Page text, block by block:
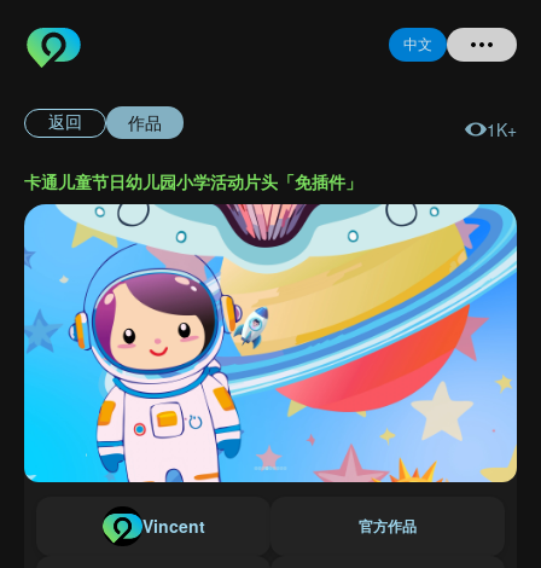
中文
登录
注册
忘记密码
返回 作品 1K+
卡通儿童节日幼儿园小学活动片头「免插件」
Vincent 官方作品